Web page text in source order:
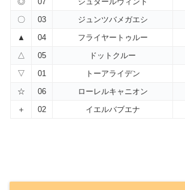
〇
03 ジュンツバメガエシ
▲
04 フライヤートゥルー
△
05 ドットクルー
▽
01 トーアライデン
☆
06 ローレルキャニオン
＋
02 イエルバブエナ